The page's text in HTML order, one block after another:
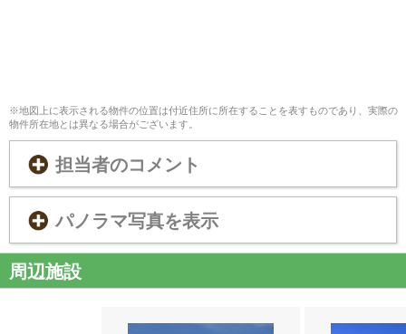
※地図上に表示される物件の位置は付近住所に所在することを表すものであり、実際の
物件所在地とは異なる場合がございます。
担当者のコメント
パノラマ写真を表示
周辺施設